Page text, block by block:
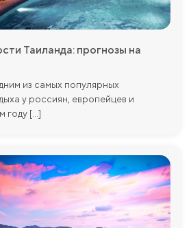
Таиланда: прогнозы на
из самых популярных
у россиян, европейцев и
году [...]